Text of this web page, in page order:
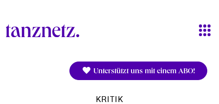
Unterstützt uns mit einem ABO!
KRITIK